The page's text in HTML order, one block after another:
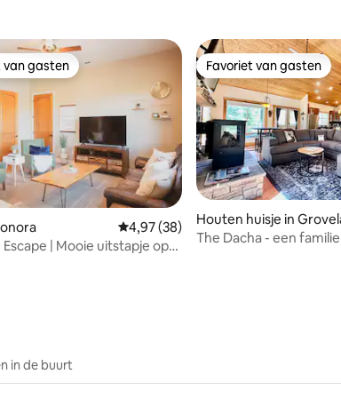
van 5 uit 5, 17 recensies
van gasten
van gasten
Gemiddelde beoordeling van 4,97
4,97 (38)
Escape | Mooie uitstapje op
Favoriet van gasten
Favoriet van gasten
Houten huisje in
The Dacha - een
in de buurt